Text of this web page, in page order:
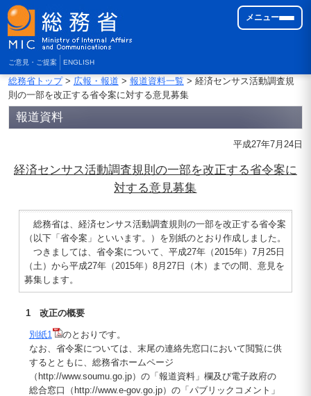
ご意見・ご提案 ENGLISH
メニュー
総務省トップ> 広報・報道 > 報道資料一覧> 経済センサス活動調査規
則の一部を改正する省令案に対する意見募集
報道資料
平成27年7月24日
経済センサス活動調査規則の一部を改正する省令案に
対する意見募集
総務省は、経済センサス活動調査規則の一部を改正する省令案
（以下「省令案」といいます。）を別紙のとおり作成しました。
つきましては、省令案について、平成27年（2015年）7月25日
（土）から平成27年（2015年）8月27日（木）までの間、意見を
募集します。
1 改正の概要
別紙1
のとおりです。
なお、省令案については、末尾の連絡先窓口において閲覧に供
するとともに、総務省ホームページ
（http://www.soumu.go.jp）の「報道資料」欄及び電子政府の
総合窓口（http://www.e-gov.go.jp）の「パブリックコメント」